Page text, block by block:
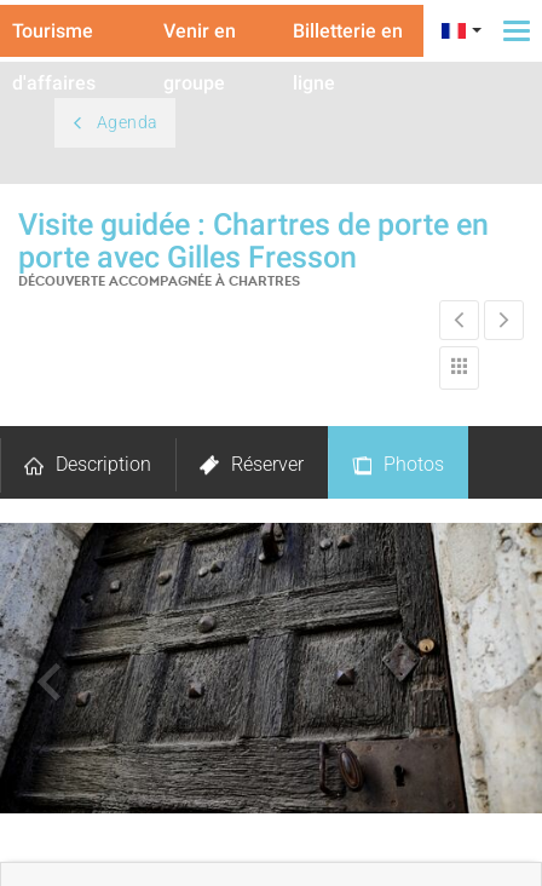
Tourisme
d'affaires
Venir en
groupe
Billetterie en
ligne
Agenda
Visite guidée : Chartres de porte en
porte avec Gilles Fresson
DÉCOUVERTE ACCOMPAGNÉE À CHARTRES
Description Réserver Photos
Avis Carte